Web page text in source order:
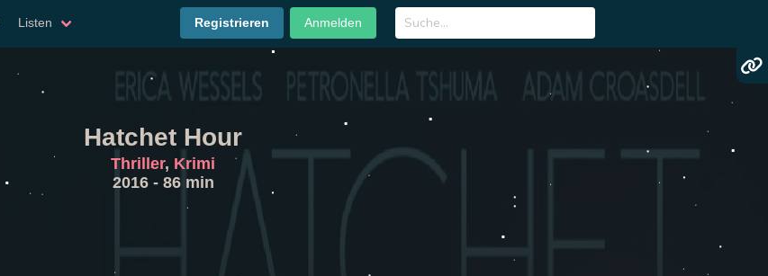
Listen Registrieren Anmelden
Hatchet Hour
Thriller, Krimi
2016 - 86 min